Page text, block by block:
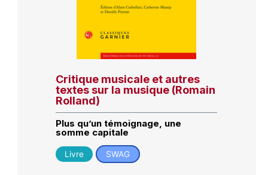
Critique musicale et autres
textes sur la musique (Romain
Rolland)
Plus qu’un témoignage, une
somme capitale
Livre SWAG